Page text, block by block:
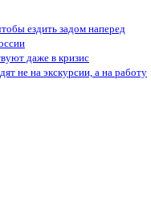
ездить задом наперед
даже в кризис
не на экскурсии, а на работу